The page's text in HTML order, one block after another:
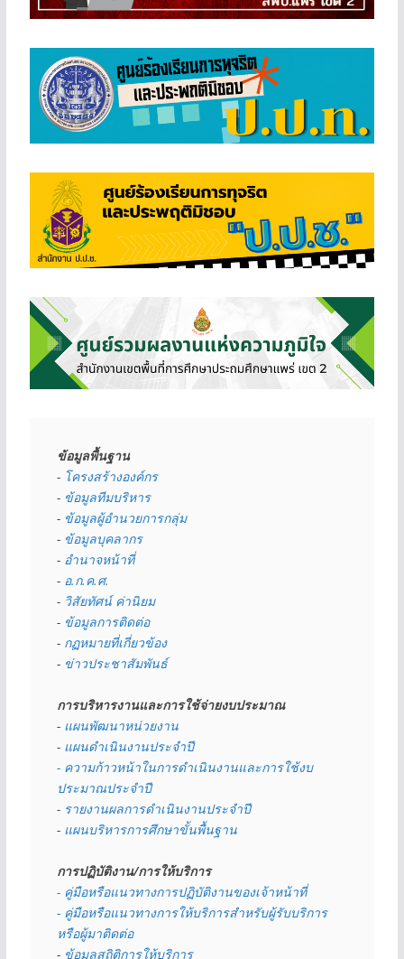
ข้อมูลพื้นฐาน
- โครงสร้างองค์กร
- ข้อมูลทีมบริหาร
- ข้อมูลผู้อำนวยการกลุ่ม
- ข้อมูลบุคลากร
- อำนาจหน้าที่
- อ.ก.ค.ศ.
- วิสัยทัศน์ ค่านิยม
- ข้อมูลการติดต่อ
- กฏหมายที่เกี่ยวข้อง
- ข่าวประชาสัมพันธ์
การบริหารงานและการใช้จ่ายงบประมาณ
- แผนพัฒนาหน่วยงาน
- แผนดำเนินงานประจำปี
- ความก้าวหน้าในการดำเนินงานและการใช้งบ
ประมาณประจำปี
- รายงานผลการดำเนินงานประจำปี
- แผนบริหารการศึกษาขั้นพื้นฐาน
การปฏิบัติงาน/การให้บริการ
- คู่มือหรือแนวทางการปฏิบัติงานของเจ้าหน้าที่
- คู่มือหรือแนวทางการให้บริการสำหรับผู้รับบริการ
หรือผู้มาติดต่อ
- ข้อมูลสถิติการให้บริการ